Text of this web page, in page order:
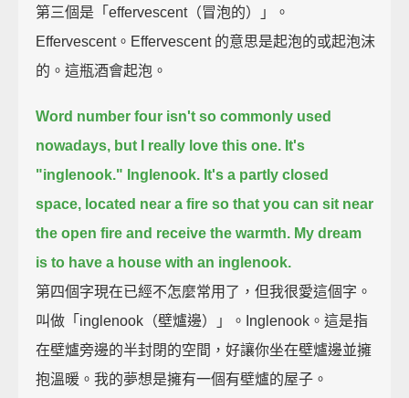
第三個是「effervescent（冒泡的）」。
Effervescent。Effervescent 的意思是起泡的或起泡沫
的。這瓶酒會起泡。
Word number four isn't so commonly used
nowadays, but I really love this one. It's
"inglenook." Inglenook. It's a partly closed
space, located near a fire so that you can sit near
the open fire and receive the warmth. My dream
is to have a house with an inglenook.
第四個字現在已經不怎麼常用了，但我很愛這個字。
叫做「inglenook（壁爐邊）」。Inglenook。這是指
在壁爐旁邊的半封閉的空間，好讓你坐在壁爐邊並擁
抱溫暖。我的夢想是擁有一個有壁爐的屋子。